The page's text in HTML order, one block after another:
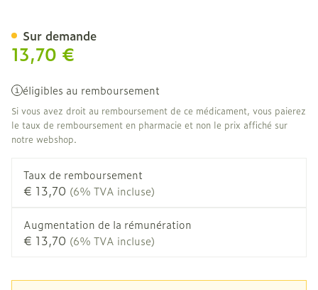
13,70 €
éligibles au remboursement
Si vous avez droit au remboursement de ce médicament, vous paierez
le taux de remboursement en pharmacie et non le prix affiché sur
notre webshop.
Taux de remboursement
€ 13,70 (6% TVA incluse)
Augmentation de la rémunération
€ 13,70 (6% TVA incluse)
Sur demande